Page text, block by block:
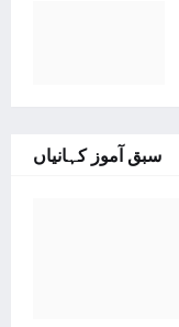
سبق آموز کہانیاں